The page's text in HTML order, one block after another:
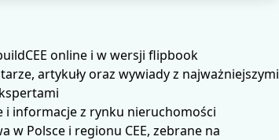
online i w wersji flipbook
artykuły oraz wywiady z najważniejszymi
i informacje z rynku nieruchomości
w Polsce i regionu CEE, zebrane na